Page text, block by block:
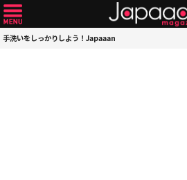
手洗いをしっかりしよう！Japaaan